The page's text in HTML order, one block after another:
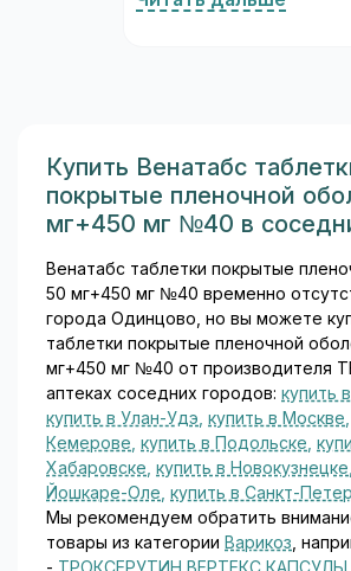
Апиксабан разработан
Купить Венатабс
покрытые пленочной
мг+450 мг №40 в
Венатабс таблетки покрытые
50 мг+450 мг №40 временно
города Одинцово, но вы можете
таблетки покрытые пленочной
мг+450 мг №40 от производителя
аптеках соседних городов: купить
купить в Улан-Удэ, купить в Москве,
Кемерове, купить в Подольске,
Хабаровске, купить в Новокузнецке,
Йошкаре-Оле, купить в Санкт-
Мы рекомендуем обратить
товары из категории Варикоз,